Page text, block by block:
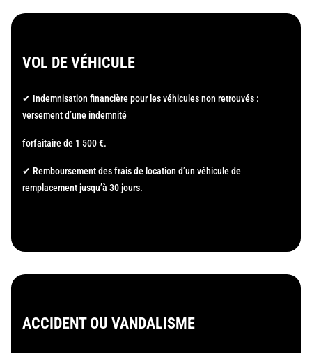
VOL DE VÉHICULE
✔ Indemnisation financière pour les véhicules non retrouvés :
versement d’une indemnité
forfaitaire de 1 500 €.
✔ Remboursement des frais de location d’un véhicule de
remplacement jusqu’à 30 jours.
ACCIDENT OU VANDALISME